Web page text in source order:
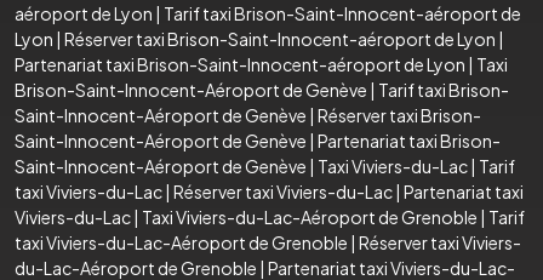
aéroport de Lyon | Tarif taxi Brison-Saint-Innocent-aéroport de
Lyon | Réserver taxi Brison-Saint-Innocent-aéroport de Lyon |
Partenariat taxi Brison-Saint-Innocent-aéroport de Lyon | Taxi
Brison-Saint-Innocent-Aéroport de Genève | Tarif taxi Brison-
Saint-Innocent-Aéroport de Genève | Réserver taxi Brison-
Saint-Innocent-Aéroport de Genève | Partenariat taxi Brison-
Saint-Innocent-Aéroport de Genève | Taxi Viviers-du-Lac| Tarif
taxi Viviers-du-Lac| Réserver taxi Viviers-du-Lac| Partenariat taxi
Viviers-du-Lac| Taxi Viviers-du-Lac-Aéroport de Grenoble | Tarif
taxi Viviers-du-Lac-Aéroport de Grenoble | Réserver taxi Viviers-
du-Lac-Aéroport de Grenoble | Partenariat taxi Viviers-du-Lac-